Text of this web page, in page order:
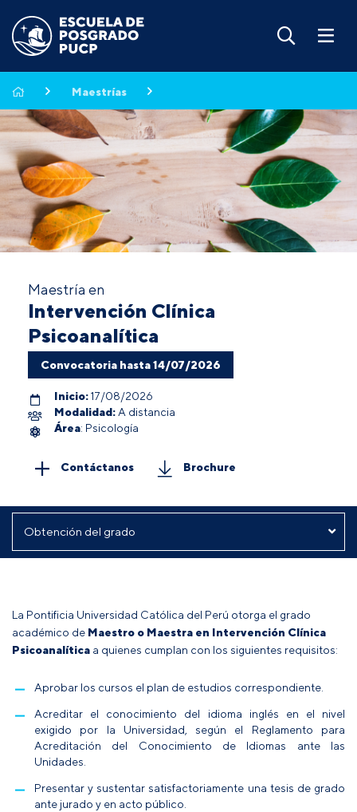
Maestrías
Maestría en
Intervención Clínica
Psicoanalítica
Convocatoria hasta 14/07/2026
Inicio:17/08/2026
Modalidad: A distancia
Área: Psicología
Contáctanos Brochure
La Pontificia Universidad Católica del Perú otorga el grado
académico de Maestro o Maestra en Intervención Clínica
Psicoanalítica a quienes cumplan con los siguientes requisitos:
Aprobar los cursos el plan de estudios correspondiente.
Acreditar el conocimiento del idioma inglés en el nivel
exigido por la Universidad, según el Reglamento para
Acreditación del Conocimiento de Idiomas ante las
Unidades
Presentar y sustentar satisfactoriamente una tesis de grado
ante jurado y en acto público.